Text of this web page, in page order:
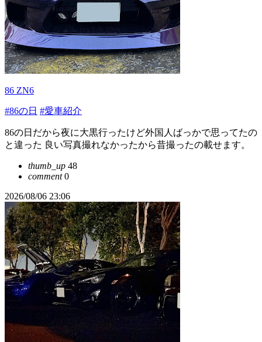
86 ZN6
#86の日 #愛車紹介
86の日だから夜に大黒行ったけど外国人ばっかで思ってたの
と違った 良い写真撮れなかったから昔撮ったの載せます。
thumb_up 48
comment0
2026/08/06 23:06